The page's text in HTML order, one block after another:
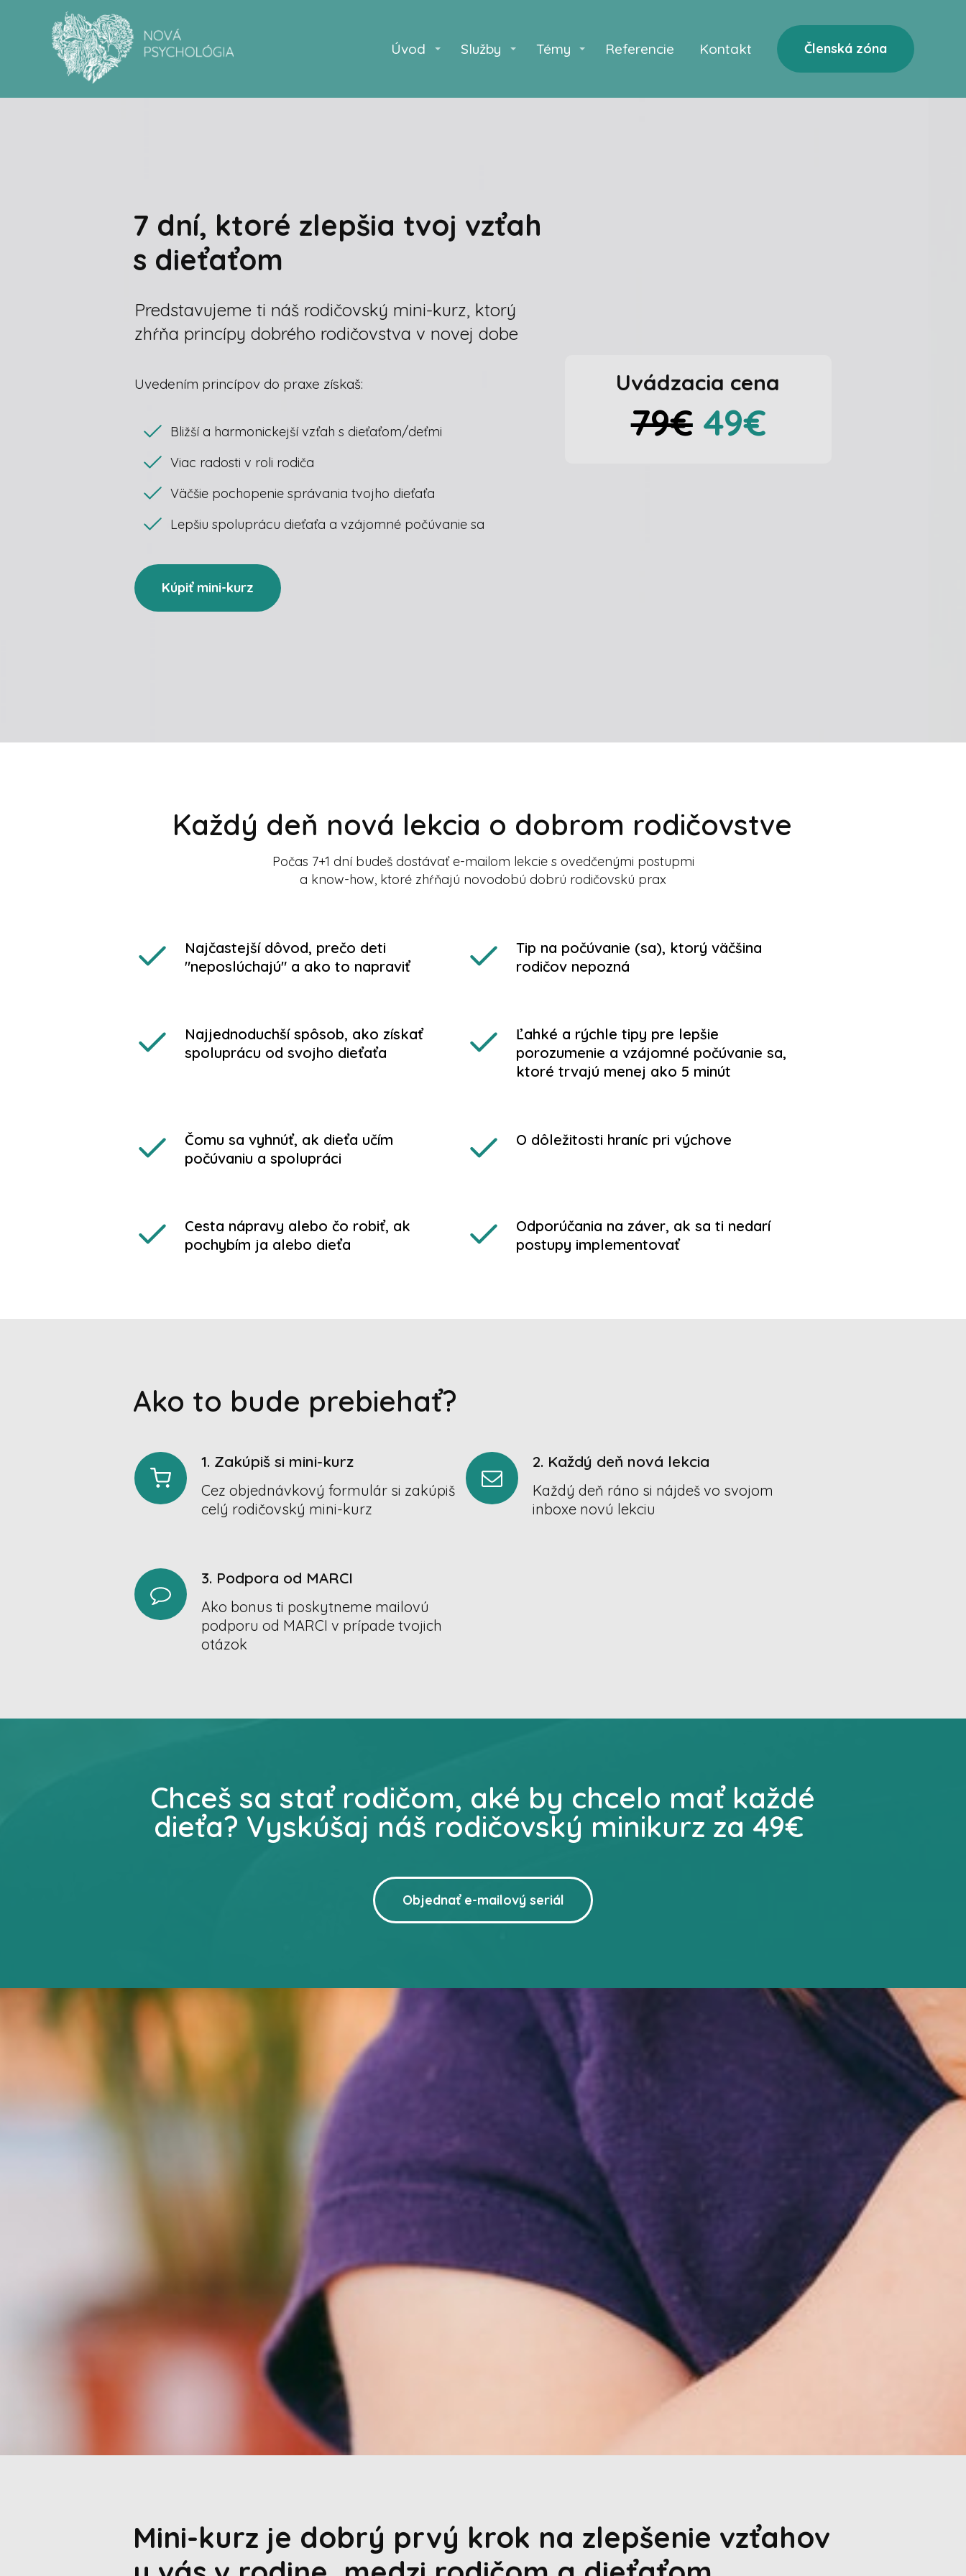
Úvod Služby Témy Referencie Kontakt Členská zóna
7 dní, ktoré zlepšia tvoj vzťah
s dieťaťom
Predstavujeme ti náš rodičovský mini-kurz, ktorý
zhŕňa princípy dobrého rodičovstva v novej dobe
Uvedením princípov do praxe získaš:
Bližší a harmonickejší vzťah s dieťaťom/deťmi
Viac radosti v roli rodiča
Väčšie pochopenie správania tvojho dieťaťa
Lepšiu spoluprácu dieťaťa a vzájomné počúvanie sa
Kúpiť mini-kurz
Uvádzacia cena
79€49€
Každý deň nová lekcia o dobrom rodičovstve
Počas 7+1 dní budeš dostávať e-mailom lekcie s ovedčenými postupmi
a know-how, ktoré zhŕňajú novodobú dobrú rodičovskú prax
Najčastejší dôvod, prečo deti
"neposlúchajú" a ako to napraviť
Tip na počúvanie (sa), ktorý väčšina
rodičov nepozná
Najjednoduchší spôsob, ako získať
spoluprácu od svojho dieťaťa
Ľahké a rýchle tipy pre lepšie
porozumenie a vzájomné počúvanie sa,
ktoré trvajú menej ako 5 minút
Čomu sa vyhnúť, ak dieťa učím
počúvaniu a spolupráci
O dôležitosti hraníc pri výchove
Cesta nápravy alebo čo robiť, ak
pochybím ja alebo dieťa
Odporúčania na záver, ak sa ti nedarí
postupy implementovať
Ako to bude prebiehať?
1. Zakúpiš si mini-kurz
Cez objednávkový formulár si zakúpiš
celý rodičovský mini-kurz
2. Každý deň nová lekcia
Každý deň ráno si nájdeš vo svojom
inboxe novú lekciu
3. Podpora od MARCI
Ako bonus ti poskytneme mailovú
podporu od MARCI v prípade tvojich
otázok
Chceš sa stať rodičom, aké by chcelo mať každé
dieťa? Vyskúšaj náš rodičovský minikurz za 49€
Objednať e-mailový seriál
Mini-kurz je dobrý prvý krok na zlepšenie vzťahov